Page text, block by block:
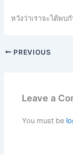
หวังว่าเราจะได้พบ
PREVIOUS
Leave a
You must be